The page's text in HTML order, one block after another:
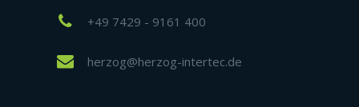
+49 7429 - 9161 400
herzog@herzog-intertec.de